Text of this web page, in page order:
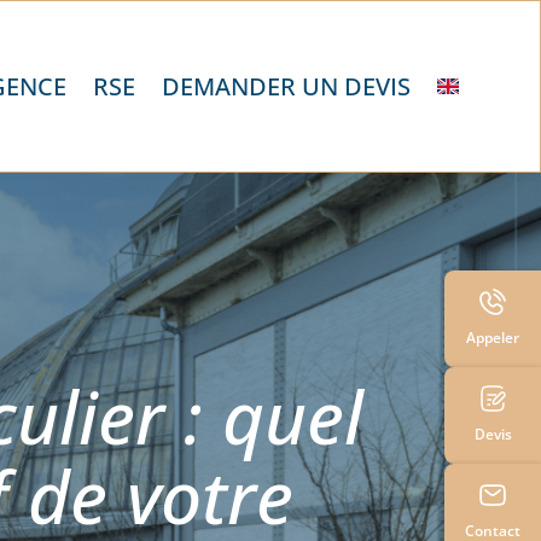
RSE DEMANDER UN DEVIS
: quel
de votre
Appeler
Devis
Contact